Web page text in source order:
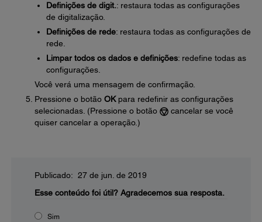
Definições de digit.: restaura todas as configurações
de digitalização.
Definições de rede: restaura todas as configurações de
rede.
Limpar todos os dados e definições: redefine todas as
configurações.
Você verá uma mensagem de confirmação.
Pressione o botão OKpara redefinir as configurações
selecionadas. (Pressione o botão
cancelar se você
quiser cancelar a operação.)
Publicado: 27 de jun. de 2019
Esse conteúdo foi útil? Agradecemos sua resposta.
Sim